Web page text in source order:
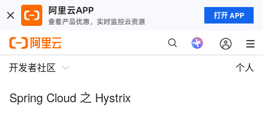
打开 APP
开发者社区 个人
Spring Cloud 之 Hystrix